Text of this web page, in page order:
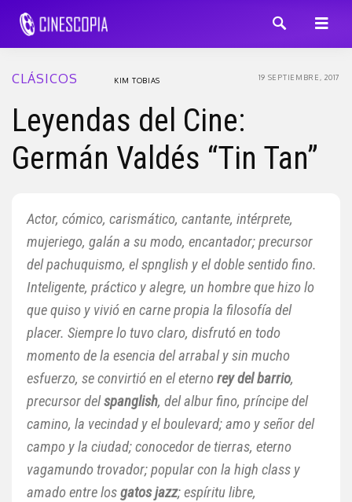
CLÁSICOS 19 SEPTIEMBRE, 2017
KIM TOBIAS
Leyendas del Cine:
Germán Valdés “Tin Tan”
Actor, cómico, carismático, cantante, intérprete,
mujeriego, galán a su modo, encantador; precursor
del pachuquismo, el spnglish y el doble sentido fino.
Inteligente, práctico y alegre, un hombre que hizo lo
que quiso y vivió en carne propia la filosofía del
placer. Siempre lo tuvo claro, disfrutó en todo
momento de la esencia del arrabal y sin mucho
esfuerzo, se convirtió en el eternorey del barrio,
precursor delspanglish, del albur fino, príncipe del
camino, la vecindad y el boulevard; amo y señor del
campo y la ciudad; conocedor de tierras, eterno
vagamundo trovador; popular con la high class y
amado entre losgatos jazz; espíritu libre,